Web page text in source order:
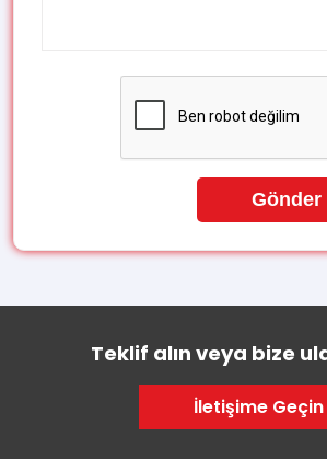
Gönder
Teklif alın veya bize
İletişime Geçin